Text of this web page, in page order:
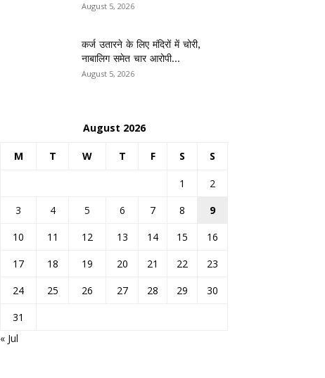
August 5, 2026
कर्ज उतारने के लिए मंदिरों में चोरी,
नाबालिग समेत चार आरोपी...
August 5, 2026
August 2026
M T W T F S S
1
2
3
4 5 6 7 8
9
10
11 12 13 14 15
16
17
18 19 20 21 22
23
24
25 26 27 28 29
30
31
« Jul